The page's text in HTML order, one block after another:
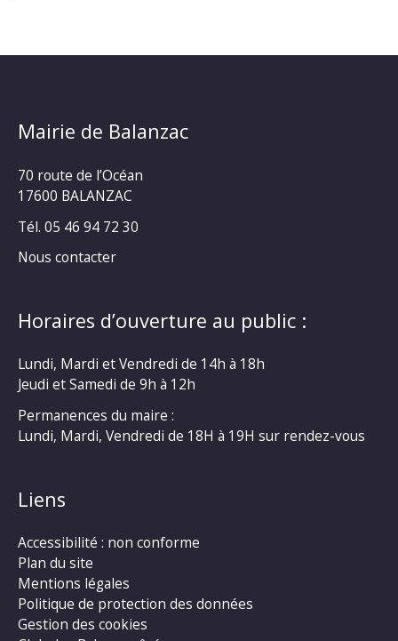
Mairie de Balanzac
70 route de l’Océan
17600 BALANZAC
Tél. 05 46 94 72 30
Nous contacter
Horaires d’ouverture au public :
Lundi, Mardi et Vendredi de 14h à 18h
Jeudi et Samedi de 9h à 12h
Permanences du maire :
Lundi, Mardi, Vendredi de 18H à 19H sur rendez-vous
Liens
Accessibilité : non conforme
Plan du site
Mentions légales
Politique de protection des données
Gestion des cookies